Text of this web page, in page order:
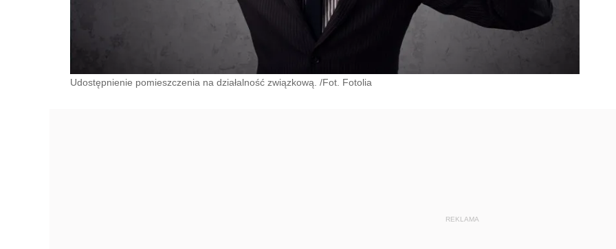
Udostępnienie pomieszczenia na działalność związkową. /Fot. Fotolia